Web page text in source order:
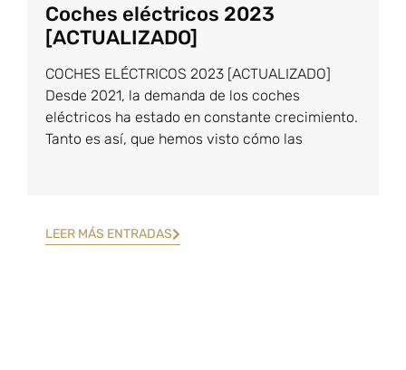
Coches eléctricos 2023
[ACTUALIZADO]
COCHES ELÉCTRICOS 2023 [ACTUALIZADO]
Desde 2021, la demanda de los coches
eléctricos ha estado en constante crecimiento.
Tanto es así, que hemos visto cómo las
LEER MÁS ENTRADAS